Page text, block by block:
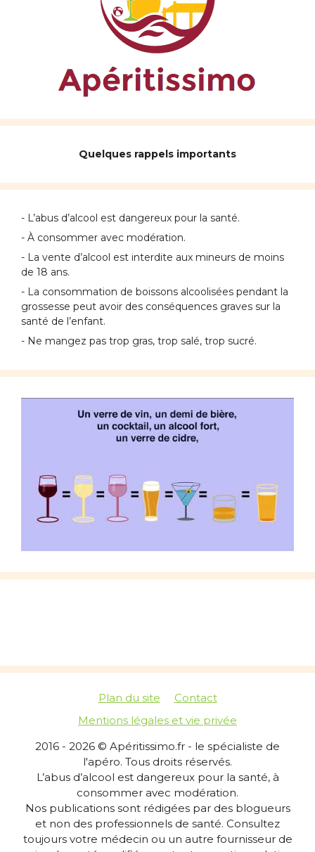
Quelques rappels importants
- L’abus d’alcool est dangereux pour la santé.
- À consommer avec modération.
- La vente d’alcool est interdite aux mineurs de moins
de 18 ans.
- La consommation de boissons alcoolisées pendant la
grossesse peut avoir des conséquences graves sur la
santé de l’enfant.
- Ne mangez pas trop gras, trop salé, trop sucré.
Plan du site
Contact
Mentions légales et vie privée
2016 - 2026 © Apéritissimo.fr - le spécialiste de
l'apéro. Tous droits réservés.
L’abus d’alcool est dangereux pour la santé, à
consommer avec modération.
Nos publications sont rédigées par des blogueurs
et non des professionnels de santé. Consultez
toujours votre médecin ou un autre fournisseur de